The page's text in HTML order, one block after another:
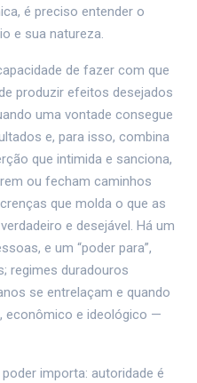
é preciso entender o
e sua natureza.
de fazer com que
produzir efeitos desejados
uma vontade consegue
e, para isso, combina
que intimida e sanciona,
ou fecham caminhos
que molda o que as
e desejável. Há um
e um “poder para”,
regimes duradouros
se entrelaçam e quando
econômico e ideológico —
importa: autoridade é